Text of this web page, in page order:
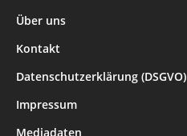
Über uns
Kontakt
Datenschutzerklärung (DSGVO)
Impressum
Mediadaten